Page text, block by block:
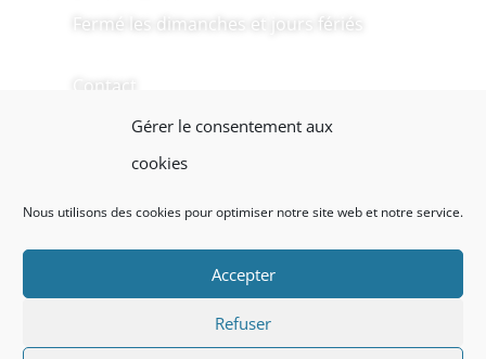
Gérer le consentement aux
cookies
Nous utilisons des cookies pour optimiser notre site web et notre service.
Accepter
Refuser
Fermé les dimanches et jours fériés
Contact
04 66 80 35 87
créateur de sites internet et